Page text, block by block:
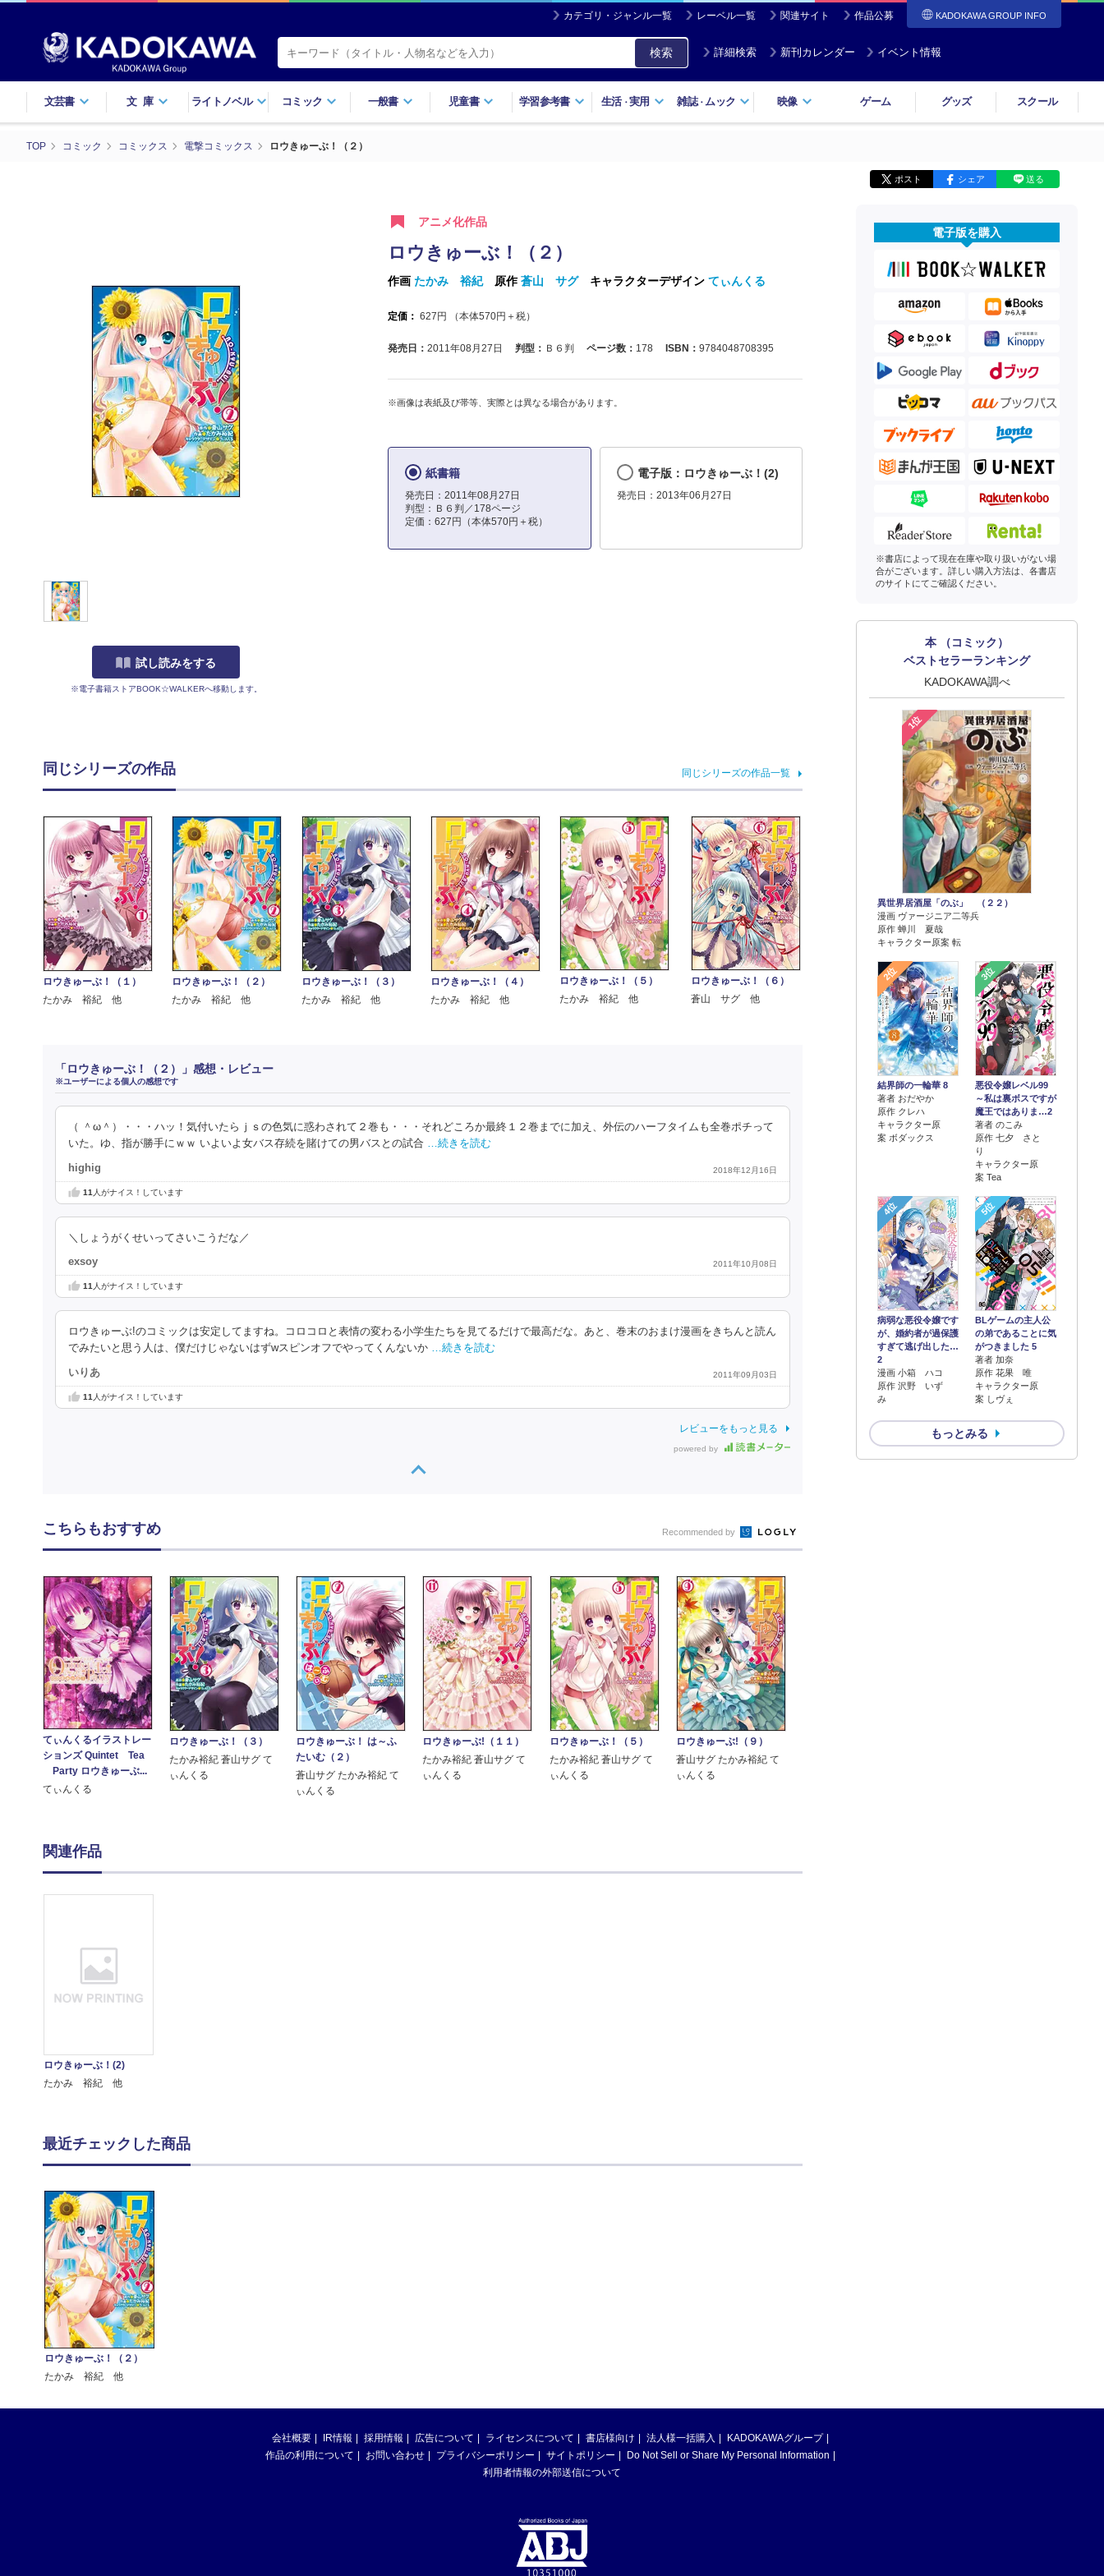
カテゴリ・ジャンル一覧 レーベル一覧 関連サイト 作品公募 KADOKAWA GROUP INFO
検索 詳細検索 新刊カレンダー イベント情報
文芸書 文庫 ライトノベル コミック 一般書 児童書 学習参考書 生活・実用 雑誌・ ムック 映像 ゲーム グッズ スクール
TOP コミック コミックス 電撃コミックス ロウきゅーぶ！（２）
ポスト シェア 送る
試し読みをする
※電子書籍ストアBOOK☆WALKERへ移動します。
アニメ化作品
ロウきゅーぶ！（２）
作画 たかみ 裕紀 原作蒼山 サグ キャラクターデザイン てぃんくる
定価： 627 円 （本体570円＋税）
発売日： 2011年08月27日 判型： Ｂ６判 ページ数： 178 ISBN： 9784048708395
※画像は表紙及び帯等、実際とは異なる場合があります。
紙書籍
発売日：2011年08月27日
判型：Ｂ６判／178ページ
定価：627円（本体570円＋税）
電子版：ロウきゅーぶ！(2)
発売日：2013年06月27日
同じシリーズの作品 同じシリーズの作品一覧
ロウきゅーぶ！（１）
たかみ 裕紀 他
ロウきゅーぶ！（２）
たかみ 裕紀 他
ロウきゅーぶ！（３）
たかみ 裕紀 他
ロウきゅーぶ！（４）
たかみ 裕紀 他
ロウきゅーぶ！（５）
たかみ 裕紀 他
ロウきゅーぶ！（６）
蒼山 サグ 他
「ロウきゅーぶ！（２）」感想・レビュー
※ユーザーによる個人の感想です
（ ＾ω＾）・・・ハッ！気付いたらｊｓの色気に惑わされて２巻も・・・それどころか最終１２巻までに加え、外伝のハーフタイムも全巻ポチって
いた。ゆ、指が勝手にｗｗ いよいよ女バス存続を賭けての男バスとの試合 …続きを読む
highig 2018年12月16日
11 人がナイス！しています
＼しょうがくせいってさいこうだな／
exsoy 2011年10月08日
11人がナイス！しています
ロウきゅーぶ!のコミックは安定してますね。コロコロと表情の変わる小学生たちを見てるだけで最高だな。あと、巻末のおまけ漫画をきちんと読ん
でみたいと思う人は、僕だけじゃないはずwスピンオフでやってくんないか …続きを読む
いりあ 2011年09月03日
11 人がナイス！しています
レビューをもっと見る
powered by
電子版を購入
※書店によって現在在庫や取り扱いがない場
合がございます。詳しい購入方法は、各書店
のサイトにてご確認ください。
本 （コミック）
ベストセラーランキング
KADOKAWA調べ
1位
異世界居酒屋「のぶ」 （２２）
漫画 ヴァージニア二等兵
原作 蝉川 夏哉
キャラクター原案 転
2位
結界師の一輪華 8
著者 おだやか
原作 クレハ
キャラクター原
案 ボダックス
3位
悪役令嬢レベル99
～私は裏ボスですが
魔王ではありま…2
著者 のこみ
原作 七夕 さと
り
キャラクター原
案 Tea
4位
病弱な悪役令嬢です
が、婚約者が過保護
すぎて逃げ出した…
2
漫画 小箱 ハコ
原作 沢野 いず
み
5位
BLゲームの主人公
の弟であることに気
がつきました 5
著者 加奈
原作 花果 唯
キャラクター原
案 しヴぇ
もっとみる
こちらもおすすめ Recommended by
てぃんくるイラストレー
ションズ Quintet Tea
Party ロウきゅーぶ...
てぃんくる
ロウきゅーぶ！（３）
たかみ裕紀 蒼山サグ て
ぃんくる
ロウきゅーぶ！ は～ふ
たいむ（２）
蒼山サグ たかみ裕紀 て
ぃんくる
ロウきゅーぶ!（１１）
たかみ裕紀 蒼山サグ て
ぃんくる
ロウきゅーぶ！（５）
たかみ裕紀 蒼山サグ て
ぃんくる
ロウきゅーぶ!（９）
蒼山サグ たかみ裕紀 て
ぃんくる
関連作品
ロウきゅーぶ！(2)
たかみ 裕紀 他
最近チェックした商品
ロウきゅーぶ！（２）
たかみ 裕紀 他
会社概要 IR情報 採用情報 広告について ライセンスについて 書店様向け 法人様一括購入
KADOKAWAグループ
作品の利用について
お問い合わせ プライバシーポリシー サイトポリシー
Do Not Sell or Share My Personal Information
利用者情報の外部送信について